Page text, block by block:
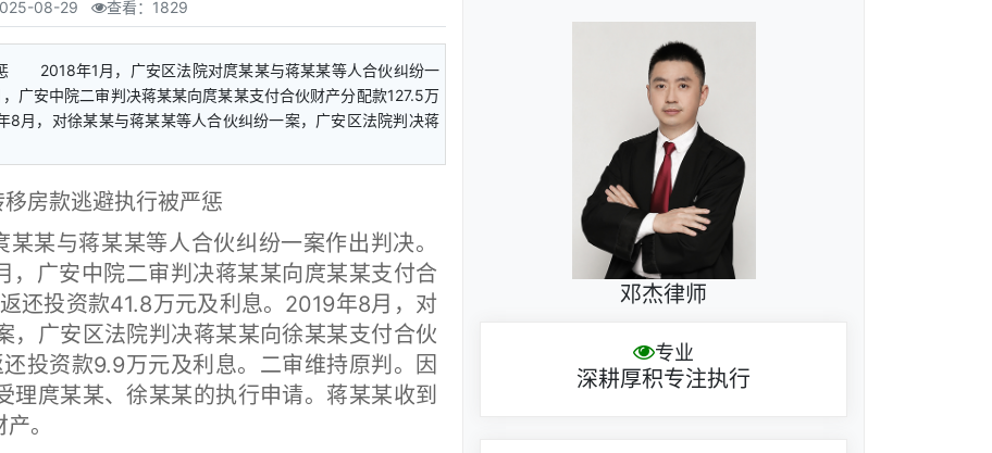
08-29 查看：1829
2018年1月，广安区法院对庹某某与蒋某某等人合伙纠纷一
广安中院二审判决蒋某某向庹某某支付合伙财产分配款127.5万
月，对徐某某与蒋某某等人合伙纠纷一案，广安区法院判决蒋
房款逃避执行被严惩
与蒋某某等人合伙纠纷一案作出判决。
，广安中院二审判决蒋某某向庹某某支付合
还投资款41.8万元及利息。2019年8月，对
，广安区法院判决蒋某某向徐某某支付合伙
投资款9.9万元及利息。二审维持原判。因
理庹某某、徐某某的执行申请。蒋某某收到
。
邓杰律师
专业
深耕厚积专注执行